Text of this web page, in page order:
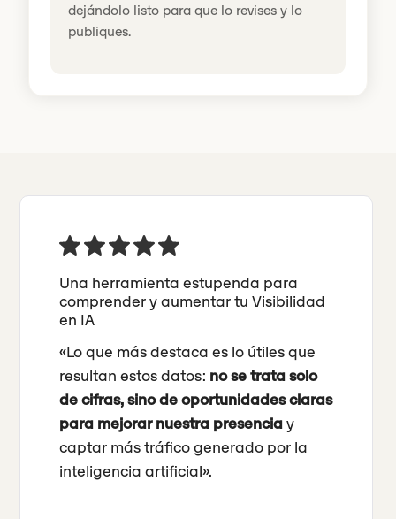
dejándolo listo para que lo revises y lo
publiques.
Una herramienta estupenda para
comprender y aumentar tu Visibilidad
en IA
«Lo que más destaca es lo útiles que
resultan estos datos: no se trata solo
de cifras, sino de oportunidades claras
para mejorar nuestra presenciay
captar más tráfico generado por la
inteligencia artificial».